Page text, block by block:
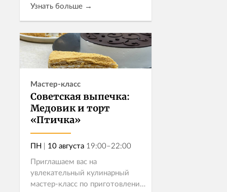
для идеального сэндвича.
Приглашаем на
гастрономическое шоу, где
шеф...
Узнать больше →
Записаться
Мастер-класс
Советская выпечка:
Медовик и торт
«Птичка»
ПН | 10 августа 19:00–22:00
Приглашаем вас на
увлекательный кулинарный
мастер-класс по приготовлению